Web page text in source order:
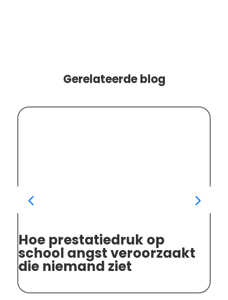
Gerelateerde blog
Hoe prestatiedruk op
school angst veroorzaakt
die niemand ziet